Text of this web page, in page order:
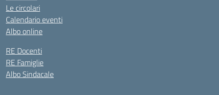
Le circolari
Calendario eventi
Albo online
RE Docenti
RE Famiglie
Albo Sindacale